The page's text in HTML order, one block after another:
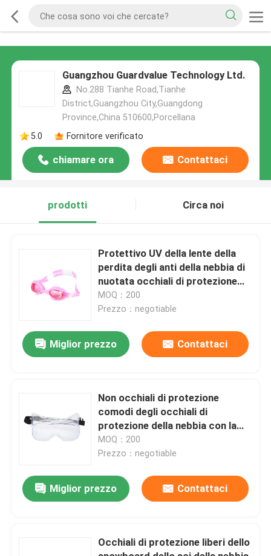
Guangzhou Guardvalue Technology Ltd.
No.288 Tianhe Road,Tianhe
District,Guangzhou City,Guangdong
Province,China 510600,Porcellana
5.0
Fornitore verificato
chiamare ora Contattaci
prodotti Circa noi
Protettivo UV della lente della
perdita degli anti della nebbia di
nuotata occhiali di protezione
liberi di SportSwimming per i
bambini dei bambini
MOQ：200
Prezzo：negotiable
Miglior prezzo Contattaci
Non occhiali di protezione
comodi degli occhiali di
protezione della nebbia con la
cinghia elastica nera
MOQ：200
Prezzo：negotiable
Miglior prezzo Contattaci
Occhiali di protezione liberi dello